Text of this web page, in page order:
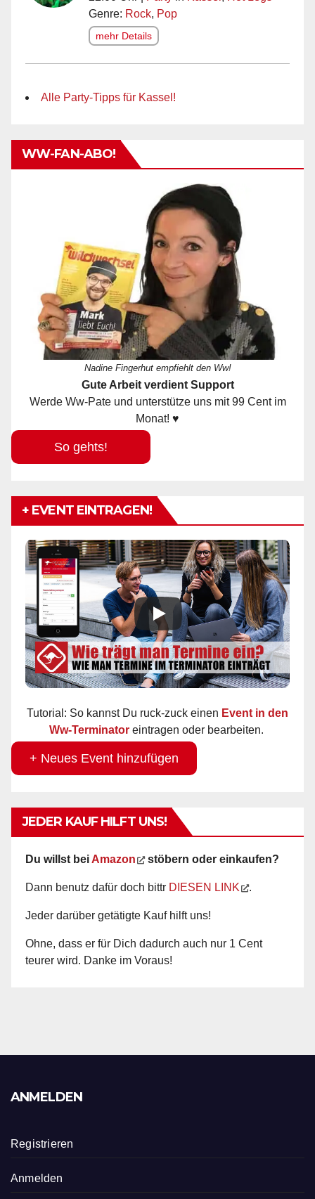
Genre: Rock, Pop
mehr Details
Alle Party-Tipps für Kassel!
WW-FAN-ABO!
Nadine Fingerhut empfiehlt den Ww!
Gute Arbeit verdient Support
Werde Ww-Pate und unterstütze uns mit 99 Cent im
Monat! ♥
So gehts!
+ EVENT EINTRAGEN!
Tutorial: So kannst Du ruck-zuck einen Event in den
Ww-Terminator eintragen oder bearbeiten.
+ Neues Event hinzufügen
JEDER KAUF HILFT UNS!
Du willst bei Amazon stöbern oder einkaufen?
Dann benutz dafür doch bittr DIESEN LINK .
Jeder darüber getätigte Kauf hilft uns!
Ohne, dass er für Dich dadurch auch nur 1 Cent
teurer wird. Danke im Voraus!
ANMELDEN
Registrieren
Anmelden